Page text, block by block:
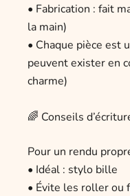
• Fabrication : fait
la main)
• Chaque pièce est
peuvent exister en
charme)
🌈 Conseils
Pour un rendu
• Idéal : stylo bille
• Évite les roller ou